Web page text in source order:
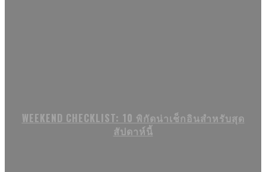
WEEKEND CHECKLIST: 10 พิกัดน่าเช็กอินสำหรับสุด
สัปดาห์นี้